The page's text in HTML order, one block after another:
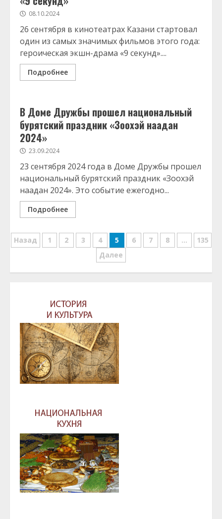
08.10.2024
26 сентября в кинотеатрах Казани стартовал
один из самых значимых фильмов этого года:
героическая экшн-драма «9 секунд»....
Подробнее
В Доме Дружбы прошел национальный
бурятский праздник «Зоохэй наадан
2024»
23.09.2024
23 сентября 2024 года в Доме Дружбы прошел
национальный бурятский праздник «Зоохэй
наадан 2024». Это событие ежегодно...
Подробнее
Навигация
записям
Назад 1 2 3 4 5 6 7 8 …
135
Далее